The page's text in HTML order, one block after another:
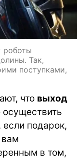
роботы
Так,
поступками,
что выход
подарок,
в том,